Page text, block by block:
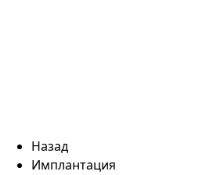
Назад
Имплантация